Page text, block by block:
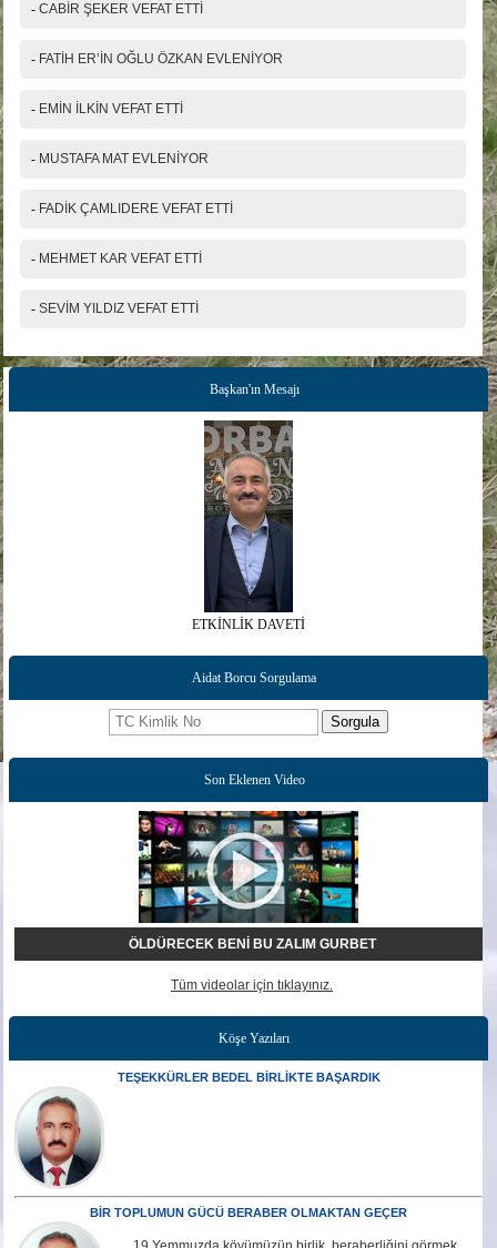
- CABİR ŞEKER VEFAT ETTİ
- FATİH ER’İN OĞLU ÖZKAN EVLENİYOR
- EMİN İLKİN VEFAT ETTİ
- MUSTAFA MAT EVLENİYOR
- FADİK ÇAMLIDERE VEFAT ETTİ
- MEHMET KAR VEFAT ETTİ
- SEVİM YILDIZ VEFAT ETTİ
Başkan'ın Mesajı
ETKİNLİK DAVETİ
Aidat Borcu Sorgulama
Sorgula
Son Eklenen Video
ÖLDÜRECEK BENİ BU ZALIM GURBET
Tüm videolar için tıklayınız.
Köşe Yazıları
TEŞEKKÜRLER BEDEL BİRLİKTE BAŞARDIK
BİR TOPLUMUN GÜCÜ BERABER OLMAKTAN GEÇER